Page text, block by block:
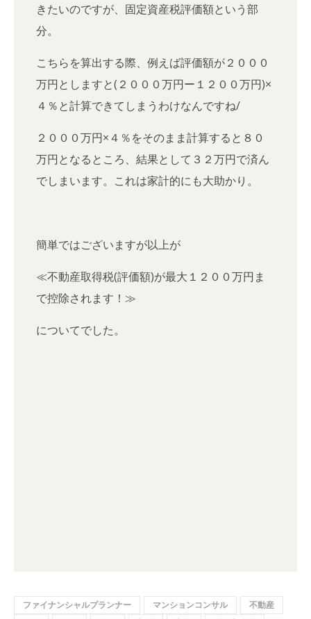
きたいのですが、固定資産税評価額という部
分。
こちらを算出する際、例えば評価額が２０００
万円としますと(２０００万円ー１２００万円)×
４％と計算できてしまうわけなんですね/
２０００万円×４％をそのまま計算すると８０
万円となるところ、結果として３２万円で済ん
でしまいます。これは家計的にも大助かり。
簡単ではございますが以上が
≪不動産取得税(評価額)が最大１２００万円ま
で控除されます！≫
についてでした。
ファイナンシャルプランナー マンションコンサル
不動産